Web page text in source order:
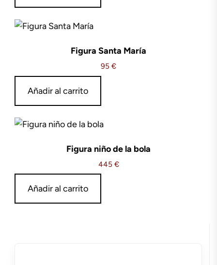
Figura Santa María
95 €
Añadir al carrito
Figura niño de la bola
445 €
Añadir al carrito